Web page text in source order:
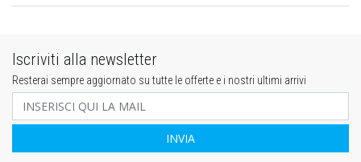
Iscriviti alla newsletter
Resterai sempre aggiornato su tutte le offerte e i nostri ultimi arrivi